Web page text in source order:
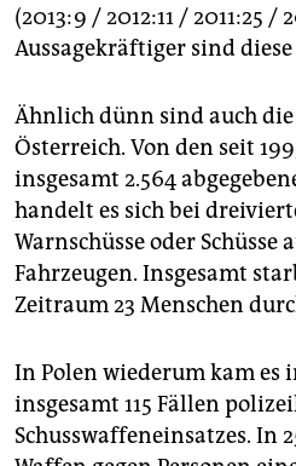
(2013:9 / 2012:11 / 2011:25 /
Aussagekräftiger sind
Ähnlich dünn sind auch die
Österreich. Von den seit
insgesamt 2.564
handelt es sich bei
Warnschüsse oder Schüsse
Fahrzeugen. Insgesamt
Zeitraum 23 Menschen
In Polen wiederum kam es
insgesamt 115 Fällen
Schusswaffeneinsatzes. In